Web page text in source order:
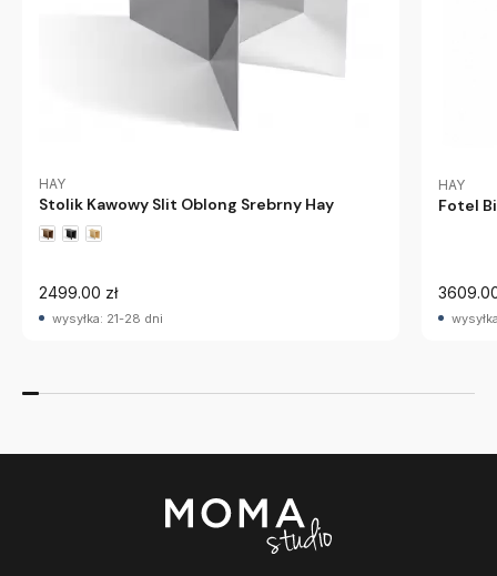
HAY
Stolik Kawowy Slit Oblong Srebrny Hay
2499.00 zł
wysyłka: 21-28 dni
HAY
Fotel